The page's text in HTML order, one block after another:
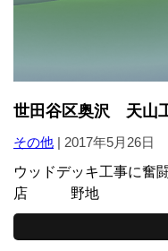
世田谷区奥沢 天山
その他 | 2017年5月26日
ウッドデッキ工事に奮
店 野地